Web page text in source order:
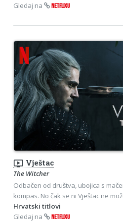
Gledaj na NETFLIXU
ondemand_video Vještac
The Witcher
Odbačen od društva, ubojica s
kompas. No čak se ni Vještac ne
Hrvatski titlovi
Gledaj na
NETFLIXU